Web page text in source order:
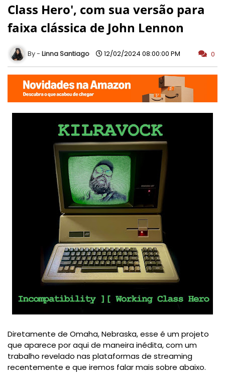
Class Hero', com sua versão para
faixa clássica de John Lennon
Linna Santiago 12/02/2024 08:00:00 PM 0
Diretamente de Omaha, Nebraska, esse é um projeto
que aparece por aqui de maneira inédita, com um
trabalho revelado nas plataformas de streaming
recentemente e que iremos falar mais sobre abaixo.